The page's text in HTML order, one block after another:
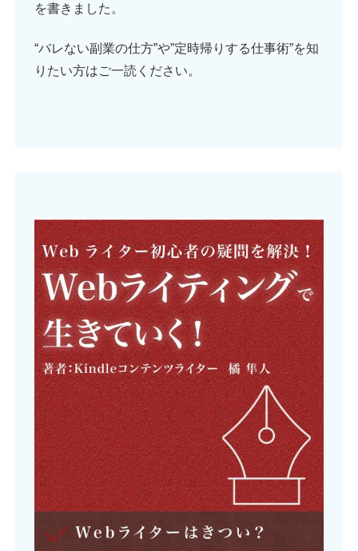
を書きました。
“バレない副業の仕方”や”定時帰りする仕事術”を知
りたい方はご一読ください。